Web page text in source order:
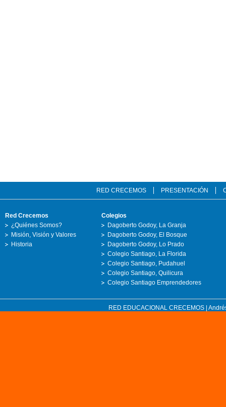
RED CRECEMOS PRESENTACIÓN
Red Crecemos
¿Quiénes Somos?
Misión, Visión y Valores
Historia
Colegios
Dagoberto Godoy, La Granja
Dagoberto Godoy, El Bosque
Dagoberto Godoy, Lo Prado
Colegio Santiago, La Florida
Colegio Santiago, Pudahuel
Colegio Santiago, Quilicura
Colegio Santiago Emprendedores
RED EDUCACIONAL CRECEMOS |